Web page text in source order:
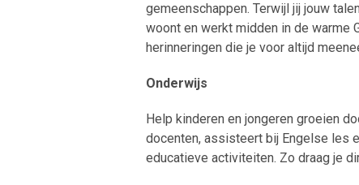
gemeenschappen. Terwijl jij jouw
woont en werkt midden in de warme
herinneringen die je voor altijd
Onderwijs
Help kinderen en jongeren groeien
docenten, assisteert bij Engelse les
educatieve activiteiten. Zo draag je